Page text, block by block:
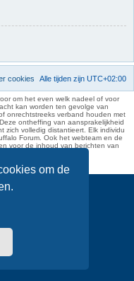
om de
Alle tijden zijn UTC+02:00
cookies
om het even welk nadeel of voor
kan worden ten gevolge van
onrechtstreeks verband houden met
ontheffing van aansprakelijkheid
zich volledig distantieert. Elk individu
Forum. Ook het webteam en de
voor de inhoud van berichten van